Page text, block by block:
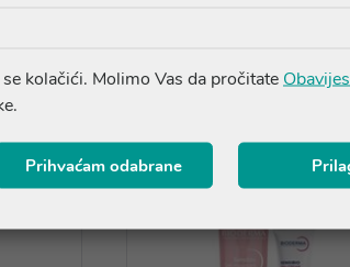
kolačići. Molimo Vas da pročitate
Prihvaćam odabrane